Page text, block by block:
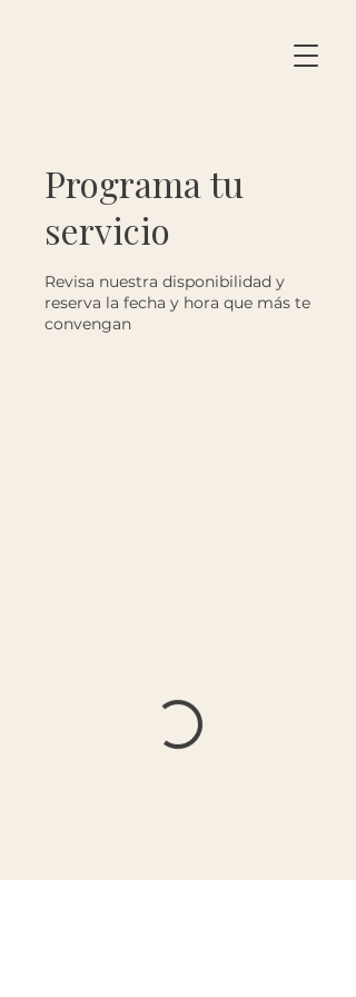
Programa tu
servicio
Revisa nuestra disponibilidad y
reserva la fecha y hora que más te
convengan